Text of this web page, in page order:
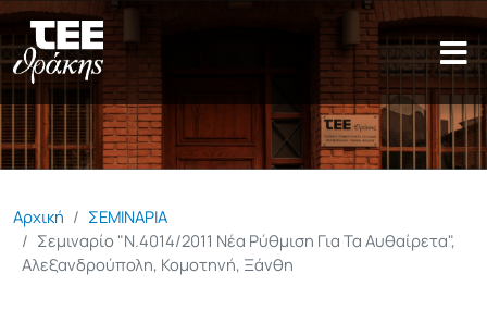
Παράκαμψη προς το κυρίως
Αρχική
ΣΕΜΙΝΑΡΙΑ
Σεμιναρίο "Ν.4014/2011 Νέα Ρύθμιση Για Τα Αυθαίρετα",
Αλεξανδρούπολη, Κομοτηνή, Ξάνθη